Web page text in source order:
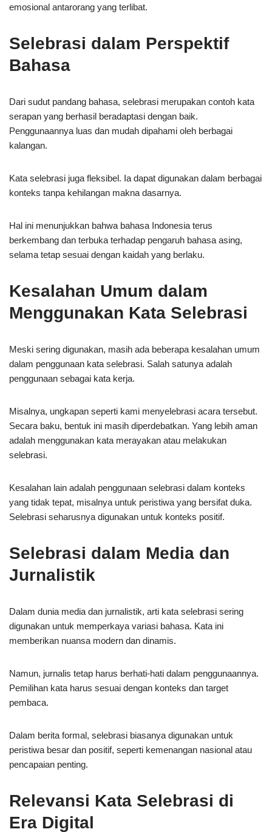
emosional antarorang yang terlibat.
Selebrasi dalam Perspektif
Bahasa
Dari sudut pandang bahasa, selebrasi merupakan contoh kata
serapan yang berhasil beradaptasi dengan baik.
Penggunaannya luas dan mudah dipahami oleh berbagai
kalangan.
Kata selebrasi juga fleksibel. Ia dapat digunakan dalam berbagai
konteks tanpa kehilangan makna dasarnya.
Hal ini menunjukkan bahwa bahasa Indonesia terus
berkembang dan terbuka terhadap pengaruh bahasa asing,
selama tetap sesuai dengan kaidah yang berlaku.
Kesalahan Umum dalam
Menggunakan Kata Selebrasi
Meski sering digunakan, masih ada beberapa kesalahan umum
dalam penggunaan kata selebrasi. Salah satunya adalah
penggunaan sebagai kata kerja.
Misalnya, ungkapan seperti kami menyelebrasi acara tersebut.
Secara baku, bentuk ini masih diperdebatkan. Yang lebih aman
adalah menggunakan kata merayakan atau melakukan
selebrasi.
Kesalahan lain adalah penggunaan selebrasi dalam konteks
yang tidak tepat, misalnya untuk peristiwa yang bersifat duka.
Selebrasi seharusnya digunakan untuk konteks positif.
Selebrasi dalam Media dan
Jurnalistik
Dalam dunia media dan jurnalistik, arti kata selebrasi sering
digunakan untuk memperkaya variasi bahasa. Kata ini
memberikan nuansa modern dan dinamis.
Namun, jurnalis tetap harus berhati-hati dalam penggunaannya.
Pemilihan kata harus sesuai dengan konteks dan target
pembaca.
Dalam berita formal, selebrasi biasanya digunakan untuk
peristiwa besar dan positif, seperti kemenangan nasional atau
pencapaian penting.
Relevansi Kata Selebrasi di
Era Digital